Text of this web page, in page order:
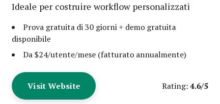
Ideale per costruire workflow personalizzati
Prova gratuita di 30 giorni + demo gratuita
disponibile
Da $24/utente/mese (fatturato annualmente)
Visit Website Rating: 4.6/5